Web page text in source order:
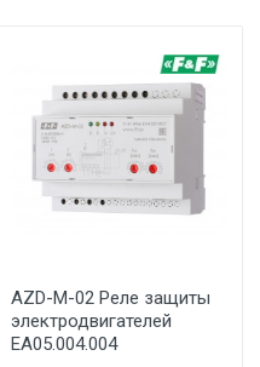
AZD-M-02 Реле защиты
электродвигателей
EA05.004.004